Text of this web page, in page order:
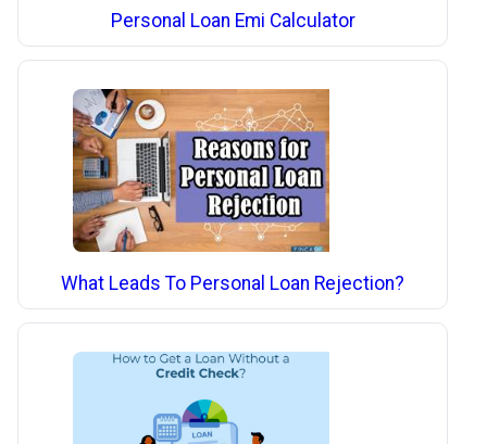
Personal Loan Emi Calculator
What Leads To Personal Loan Rejection?